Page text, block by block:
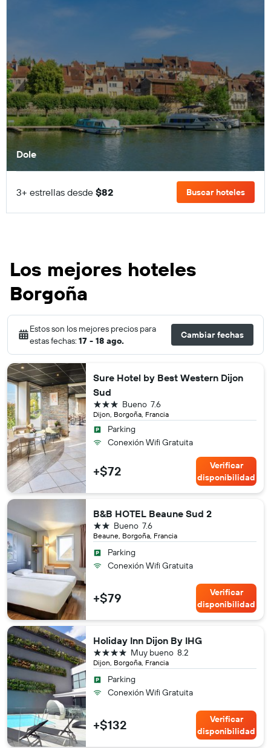
Dole
3+ estrellas desde $82 Buscar hoteles
Los mejores hoteles
Borgoña
Estos son los mejores precios para
estas fechas: 17 - 18 ago.
Cambiar fechas
Sure Hotel by Best Western Dijon
Sud
Dijon, Borgoña, Francia
7.6
Bueno
3 estrellas
Parking
Conexión Wifi Gratuita
+$72
Verificar
disponibilidad
B&B HOTEL Beaune Sud 2
Beaune, Borgoña, Francia
7.6
Bueno
2 estrellas
Parking
Conexión Wifi Gratuita
+$79
Verificar
disponibilidad
Holiday Inn Dijon By IHG
Dijon, Borgoña, Francia
8.2
Muy bueno
4 estrellas
Parking
Conexión Wifi Gratuita
+$132
Verificar
disponibilidad